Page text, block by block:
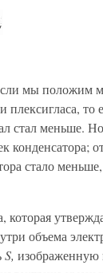
мы по­ложим
то
стал мень­ше.
стало
кото­рая
объема
S, изобра­женную